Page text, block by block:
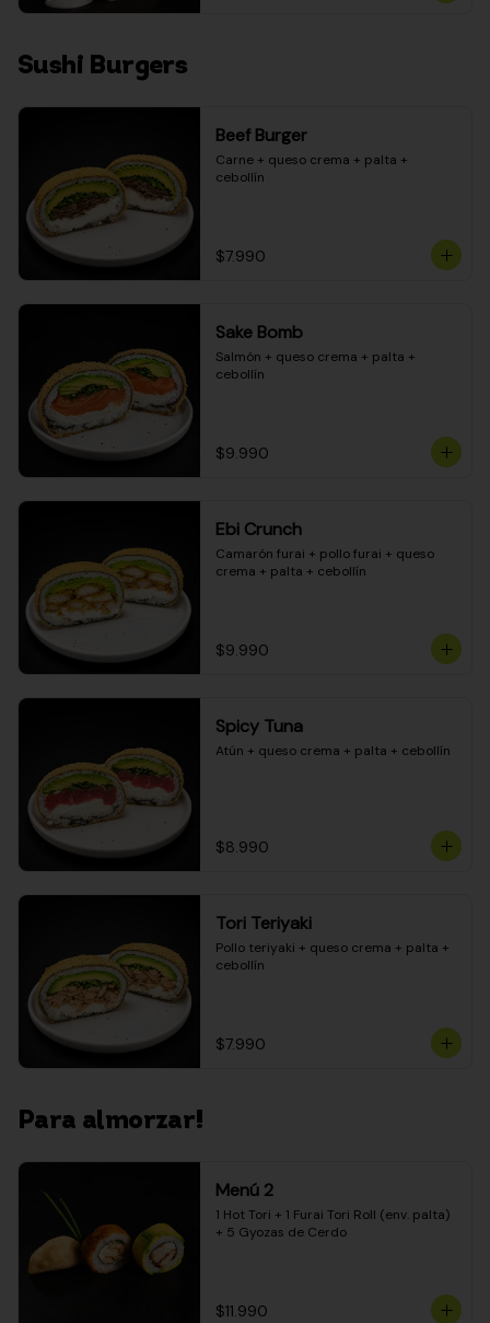
Sushi Burgers
Beef Burger
Carne + queso crema + palta +
cebollín
$7.990
Sake Bomb
Salmón + queso crema + palta +
cebollín
$9.990
Ebi Crunch
Camarón furai + pollo furai + queso
crema + palta + cebollín
$9.990
Spicy Tuna
Atún + queso crema + palta + cebollín
$8.990
Tori Teriyaki
Pollo teriyaki + queso crema + palta +
cebollín
$7.990
Para almorzar!
Menú 2
1 Hot Tori + 1 Furai Tori Roll (env. palta)
+ 5 Gyozas de Cerdo
$11.990